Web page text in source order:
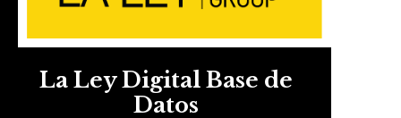
La Ley Digital Base de
Datos